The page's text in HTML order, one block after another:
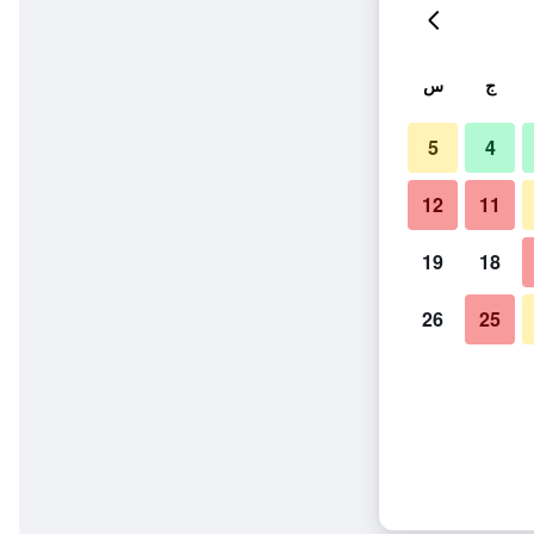
ج س
4
5
11
12
18
19
25
26